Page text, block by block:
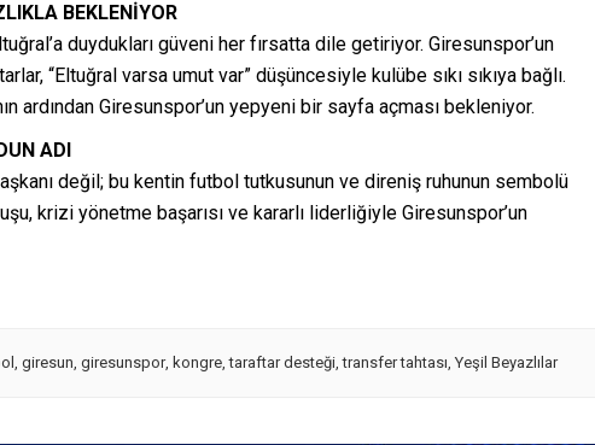
BEKLENİYOR
duydukları güveni her fırsatta dile getiriyor. Giresunspor’un
“Eltuğral varsa umut var” düşüncesiyle kulübe sıkı sıkıya bağlı.
ardından Giresunspor’un yepyeni bir sayfa açması bekleniyor.
ADI
değil; bu kentin futbol tutkusunun ve direniş ruhunun sembolü
krizi yönetme başarısı ve kararlı liderliğiyle Giresunspor’un
, giresun, giresunspor, kongre,taraftar desteği,transfer tahtası, Yeşil Beyazlılar